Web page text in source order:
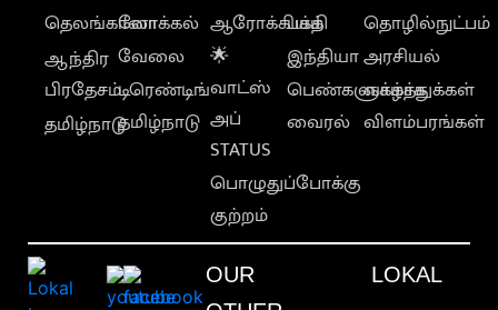
தெலங்கானா
ஆந்திர
பிரதேசம்
தமிழ்நாடு
லோக்கல்
வேலை
டிரெண்டிங்
தமிழ்நாடு
ஆரோக்கியம்
🌟
வாட்ஸ்
அப்
STATUS
பொழுதுப்போக்கு
குற்றம்
பக்தி
இந்தியா
பெண்களுக்காக
வைரல்
தொழில்நுட்பம்
அரசியல்
வாழ்த்துக்கள்
விளம்பரங்கள்
OUR
LOKAL